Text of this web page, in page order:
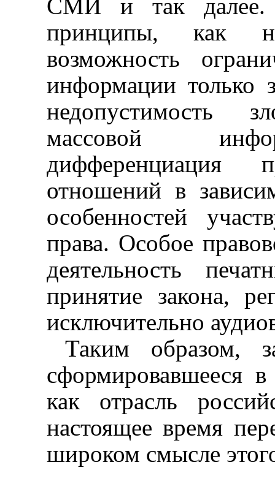
СМИ
и так далее.
принципы, как
возможность
информации только
недопустимость
массовой
дифференциация
отношений в
особенностей
права. Особое
деятельность
принятие закона,
исключительно
Таким образом,
сформировавшееся
как отрасль
настоящее время
широком смысле